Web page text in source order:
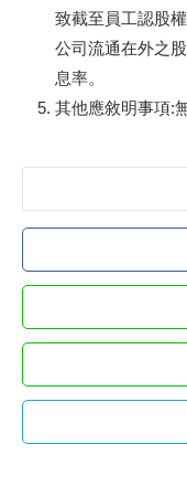
致截至員工認股
公司流通在外之
息率。
其他應敘明事項:無